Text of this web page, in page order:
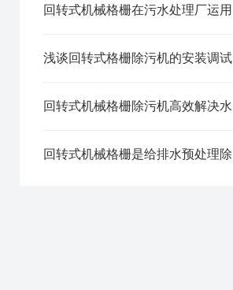
浅谈回转式格栅除污机的安装调试